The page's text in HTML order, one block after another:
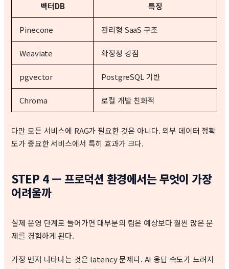
벡터DB 특징
Pinecone 관리형 SaaS 구조
Weaviate 확장성 강점
pgvector PostgreSQL 기반
Chroma 로컬 개발 친화적
다만 모든 서비스에 RAG가 필요한 것은 아니다. 외부 데이터 정확
도가 중요한 서비스에서 특히 효과가 크다.
STEP 4 — 프로덕션 환경에서는 무엇이 가장
어려울까
실제 운영 단계로 들어가면 대부분의 팀은 예상보다 훨씬 많은 문
제를 경험하게 된다.
가장 먼저 나타나는 것은 latency 문제다. AI 응답 속도가 느려지